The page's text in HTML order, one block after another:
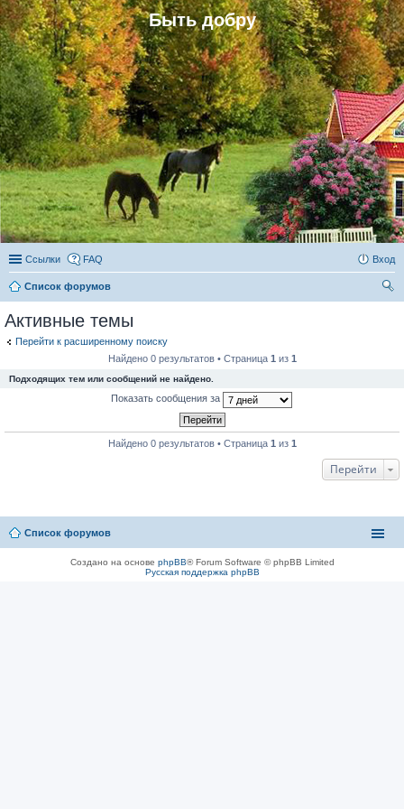
Быть добру
Ссылки FAQ Вход
Список форумов
Активные темы
Перейти к расширенному поиску
Найдено 0 результатов • Страница 1 из 1
Подходящих тем или сообщений не найдено.
Показать сообщения за
Найдено 0 результатов • Страница 1 из 1
Перейти
Список форумов
Создано на основе phpBB® Forum Software © phpBB Limited
Русская поддержка phpBB